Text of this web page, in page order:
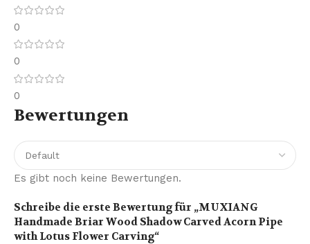
0
0
0
Bewertungen
Es gibt noch keine Bewertungen.
Schreibe die erste Bewertung für „MUXIANG
Handmade Briar Wood Shadow Carved Acorn Pipe
with Lotus Flower Carving“